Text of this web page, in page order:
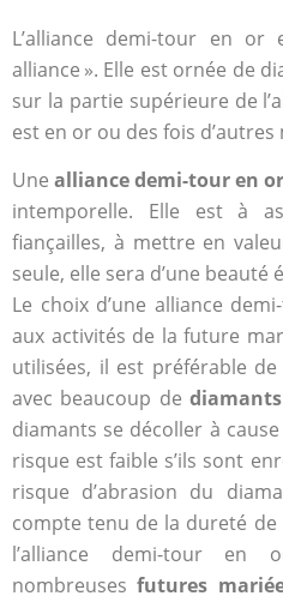
L’alliance demi-tour en or
alliance ». Elle est ornée de
sur la partie supérieure de
est en or ou des fois
Unealliance demi-tour en or
intemporelle. Elle est à
fiançailles, à mettre en
seule, elle sera d’une beauté
Le choix d’une alliance
aux activités de la future
utilisées, il est préférable
avec beaucoup dediamants
diamants se décoller à
risque est faible s’ils sont
risque d’abrasion du
compte tenu de la dureté de
l’alliance demi-tour en
nombreusesfutures